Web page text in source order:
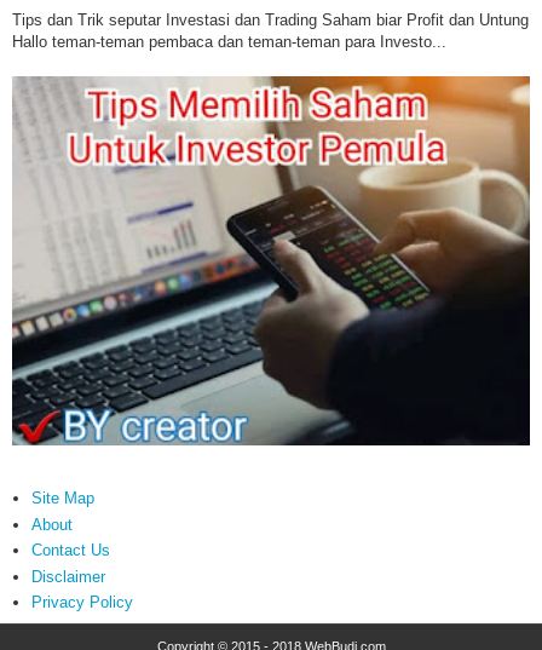
Tips dan Trik seputar Investasi dan Trading Saham biar Profit dan Untung
Hallo teman-teman pembaca dan teman-teman para Investo...
Site Map
About
Contact Us
Disclaimer
Privacy Policy
Copyright © 2015 - 2018 WebBudi.com